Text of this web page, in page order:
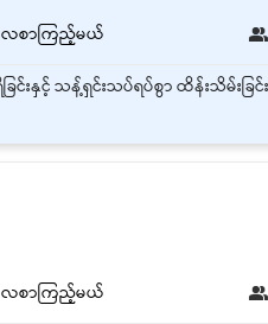
လစာကြည့်မယ်
လစာကြည့်မယ်